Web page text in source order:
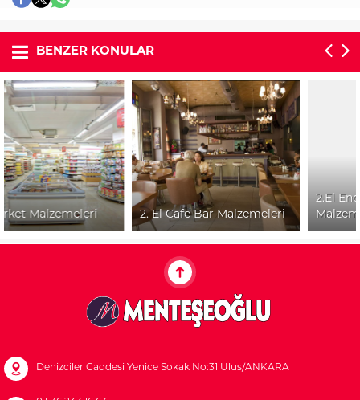
BENZER KONULAR
2. El Cafe Bar Malzemeleri
2.El Endüstriyel Mutfak
Malzeme ve Ekipmanları
Müşteri Temsilcisi
Denizciler Caddesi Yenice Sokak No:31 Ulus/ANKARA